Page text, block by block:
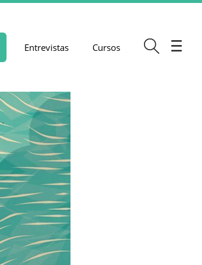
Entrevistas Cursos